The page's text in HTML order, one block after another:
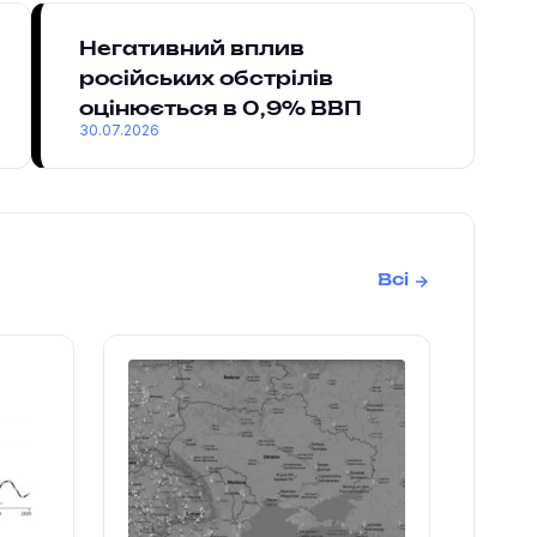
Негативний вплив
російських обстрілів
оцінюється в 0,9% ВВП
30.07.2026
Всі